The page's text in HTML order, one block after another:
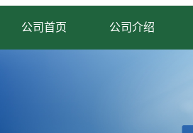
公司首页 公司介绍